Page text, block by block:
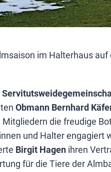
im Halterhaus
Obmann Bernhard
die freudige
und Halter engagiert
Birgit Hagen ihren
für die Tiere der